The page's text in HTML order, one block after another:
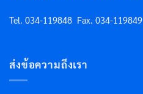
Tel. 034-119848 Fax. 034-119849
ส่งข้อความถึงเรา